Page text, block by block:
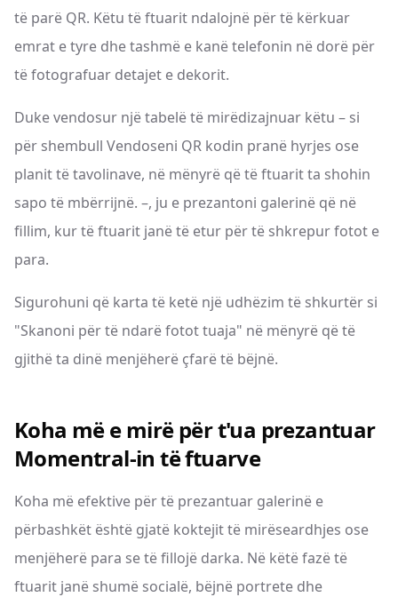
të parë QR. Këtu të ftuarit ndalojnë për të kërkuar
emrat e tyre dhe tashmë e kanë telefonin në dorë për
të fotografuar detajet e dekorit.
Duke vendosur një tabelë të mirëdizajnuar këtu – si
për shembull Vendoseni QR kodin pranë hyrjes ose
planit të tavolinave, në mënyrë që të ftuarit ta shohin
sapo të mbërrijnë. –, ju e prezantoni galerinë që në
fillim, kur të ftuarit janë të etur për të shkrepur fotot e
para.
Sigurohuni që karta të ketë një udhëzim të shkurtër si
"Skanoni për të ndarë fotot tuaja" në mënyrë që të
gjithë ta dinë menjëherë çfarë të bëjnë.
Koha më e mirë për t'ua prezantuar
Momentral-in të ftuarve
Koha më efektive për të prezantuar galerinë e
përbashkët është gjatë koktejit të mirëseardhjes ose
menjëherë para se të fillojë darka. Në këtë fazë të
ftuarit janë shumë socialë, bëjnë portrete dhe